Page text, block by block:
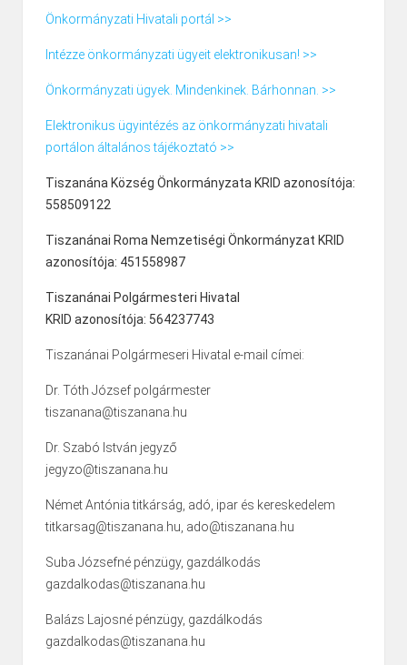
Önkormányzati Hivatali portál >>
Intézze önkormányzati ügyeit elektronikusan! >>
Önkormányzati ügyek. Mindenkinek. Bárhonnan. >>
Elektronikus ügyintézés az önkormányzati hivatali
portálon általános tájékoztató >>
Tiszanána Község Önkormányzata KRID azonosítója:
558509122
Tiszanánai Roma Nemzetiségi Önkormányzat KRID
azonosítója: 451558987
Tiszanánai Polgármesteri Hivatal
KRID azonosítója: 564237743
Tiszanánai Polgármeseri Hivatal e-mail címei:
Dr. Tóth József polgármester
tiszanana@tiszanana.hu
Dr. Szabó István jegyző
jegyzo@tiszanana.hu
Német Antónia titkárság, adó, ipar és kereskedelem
titkarsag@tiszanana.hu, ado@tiszanana.hu
Suba Józsefné pénzügy, gazdálkodás
gazdalkodas@tiszanana.hu
Balázs Lajosné pénzügy, gazdálkodás
gazdalkodas@tiszanana.hu